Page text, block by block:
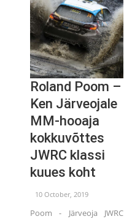
Roland Poom –
Ken Järveojale
MM-hooaja
kokkuvõttes
JWRC klassi
kuues koht
10 October, 2019
Poom - Järveoja JWRC